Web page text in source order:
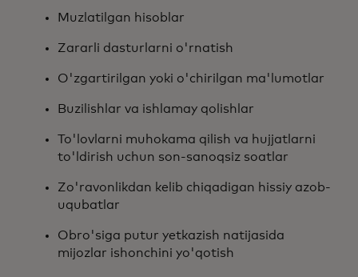
Muzlatilgan hisoblar
Zararli dasturlarni o'rnatish
O'zgartirilgan yoki o'chirilgan ma'lumotlar
Buzilishlar va ishlamay qolishlar
To'lovlarni muhokama qilish va hujjatlarni
to'ldirish uchun son-sanoqsiz soatlar
Zo'ravonlikdan kelib chiqadigan hissiy azob-
uqubatlar
Obro'siga putur yetkazish natijasida
mijozlar ishonchini yo'qotish